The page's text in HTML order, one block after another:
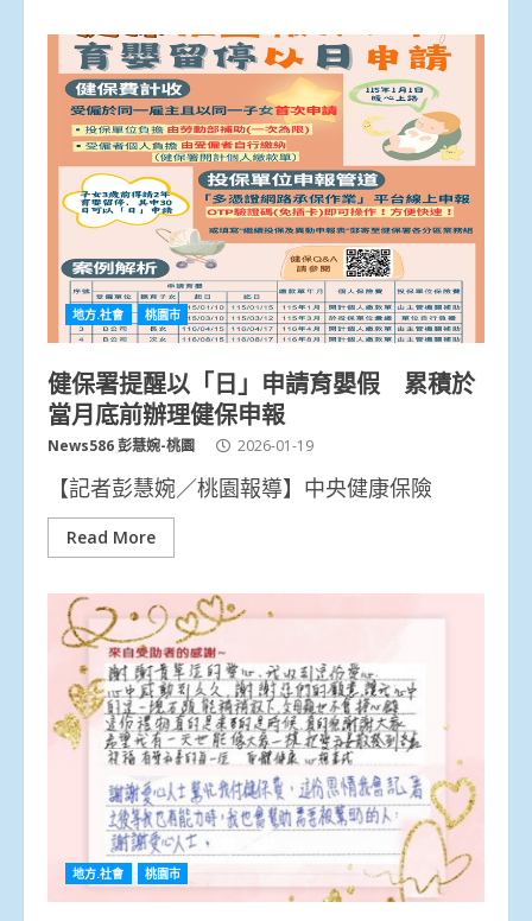
地方.社會 桃園市
健保署提醒以「日」申請育嬰假 累積於
當月底前辦理健保申報
News586 彭慧婉-桃園 2026-01-19
【記者彭慧婉／桃園報導】中央健康保險
Read More
地方.社會 桃園市